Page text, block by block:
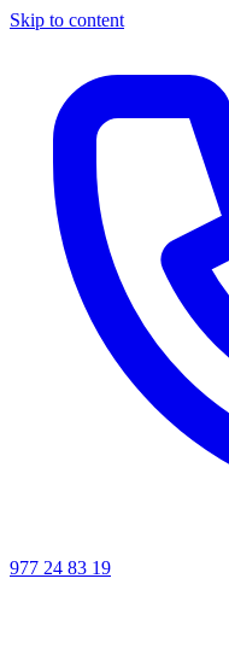
Skip to content
977 24 83 19